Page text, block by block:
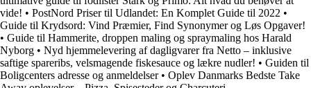
vide! • PostNord Priser til Udlandet: En Komplet Guide til 2022 •
Guide til Krydsord: Vind Præmier, Find Synonymer og Løs Opgaver!
• Guide til Hammerite, droppen maling og spraymaling hos Harald
Nyborg • Nyd hjemmelevering af dagligvarer fra Netto – inklusive
saftige spareribs, velsmagende fiskesauce og lækre nudler! • Guiden til
Boligcenters adresse og anmeldelser• Oplev Danmarks Bedste Take